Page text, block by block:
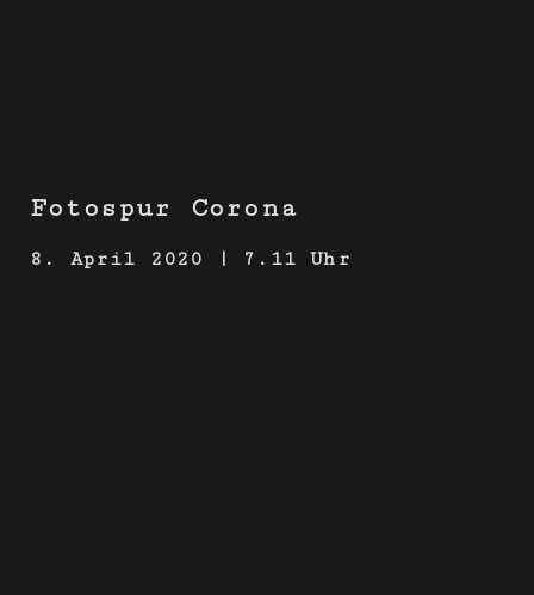
Fotospur Corona
8. April 2020 | 7.11 Uhr